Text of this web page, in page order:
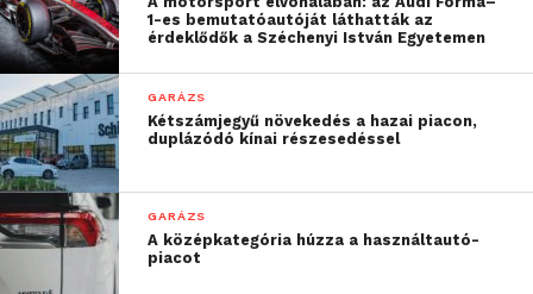
1-es bemutatóautóját láthatták az
érdeklődők a Széchenyi István Egyetemen
GARÁZS
Kétszámjegyű növekedés a hazai piacon,
duplázódó kínai részesedéssel
GARÁZS
A középkategória húzza a használtautó-
piacot